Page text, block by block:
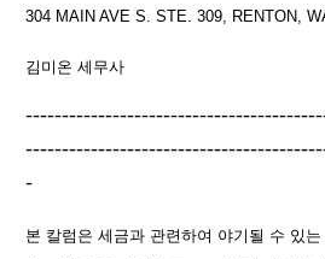
304 MAIN AVE S. STE. 309, RENTON,
김미온 세무사
-
본 칼럼은 세금과 관련하여 야기될 수 있